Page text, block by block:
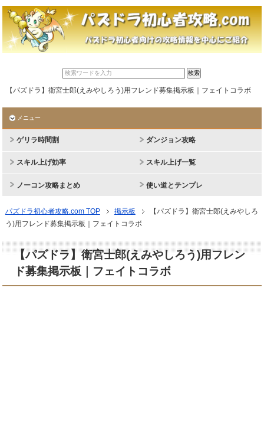
【パズドラ】衛宮士郎(えみやしろう)用フレンド募集掲示板｜フェイトコラボ
メニュー
ゲリラ時間割 ダンジョン攻略
スキル上げ効率 スキル上げ一覧
ノーコン攻略まとめ 使い道とテンプレ
パズドラ初心者攻略.com TOP 掲示板
【パズドラ】衛宮士郎(えみやしろ
う)用フレンド募集掲示板｜フェイトコラボ
【パズドラ】衛宮士郎(えみやしろう)用フレン
ド募集掲示板｜フェイトコラボ